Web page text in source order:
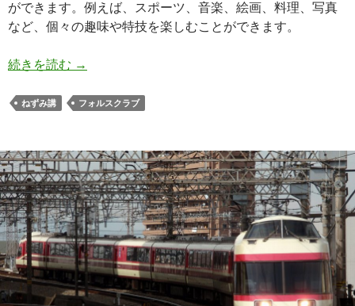
ができます。例えば、スポーツ、音楽、絵画、料理、写真
など、個々の趣味や特技を楽しむことができます。
続きを読む フォルスクラブやねずみ講より楽しいこと
→
ねずみ講 フォルスクラブ